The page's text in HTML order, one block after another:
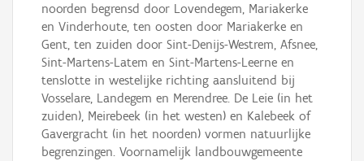
noorden begrensd door Lovendegem, Mariakerke
en Vinderhoute, ten oosten door Mariakerke en
Gent, ten zuiden door Sint-Denijs-Westrem, Afsnee,
Sint-Martens-Latem en Sint-Martens-Leerne en
tenslotte in westelijke richting aansluitend bij
Vosselare, Landegem en Merendree. De Leie (in het
zuiden), Meirebeek (in het westen) en Kalebeek of
Gavergracht (in het noorden) vormen natuurlijke
begrenzingen. Voornamelijk landbouwgemeente